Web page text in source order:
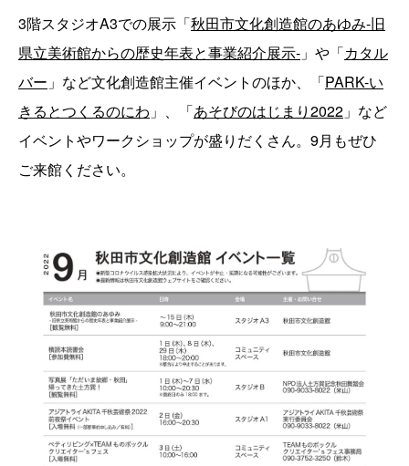
3階スタジオA3での展示「秋田市文化創造館のあゆみ-旧
県立美術館からの歴史年表と事業紹介展示- 」や「カタル
バー 」など文化創造館主催イベントのほか、「PARK-い
きるとつくるのにわ 」、「あそびのはじまり2022 」など
イベントやワークショップが盛りだくさん。9月もぜひ
ご来館ください。